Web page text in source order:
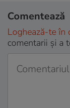
Comentează
Loghează-te în
comentarii și a